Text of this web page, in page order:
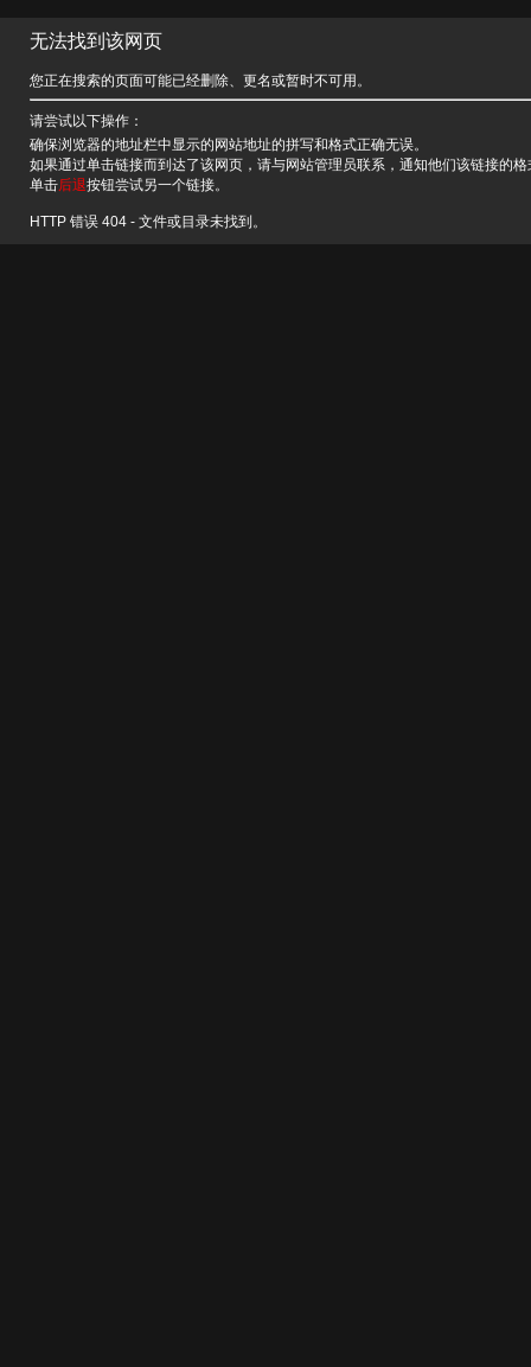
无法找到该网页
您正在搜索的页面可能已经删除、更名或暂时不可用。
请尝试以下操作：
确保浏览器的地址栏中显示的网站地址的拼写和格式正确无误。
如果通过单击链接而到达了该网页，请与网站管理员联系，通知他们该链接的
单击后退按钮尝试另一个链接。
HTTP 错误 404 - 文件或目录未找到。